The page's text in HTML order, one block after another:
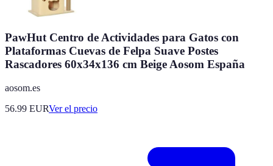
PawHut Centro de Actividades para Gatos con
Plataformas Cuevas de Felpa Suave Postes
Rascadores 60x34x136 cm Beige Aosom España
aosom.es
56.99 EURVer el precio